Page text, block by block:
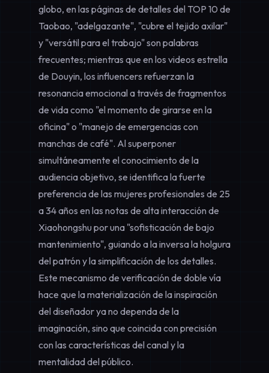
globo, en las páginas de detalles del TOP 10 de
Taobao, "adelgazante", "cubre el tejido axilar"
y "versátil para el trabajo" son palabras
frecuentes; mientras que en los videos estrella
de Douyin, los influencers refuerzan la
resonancia emocional a través de fragmentos
de vida como "el momento de girarse en la
oficina" o "manejo de emergencias con
manchas de café". Al superponer
simultáneamente elconocimiento de la
audiencia objetivo, se identifica la fuerte
preferencia de las mujeres profesionales de 25
a 34 años en las notas de alta interacción de
Xiaohongshu por una "sofisticación de bajo
mantenimiento", guiando a la inversa la holgura
del patrón y la simplificación de los detalles.
Este mecanismo de verificación de doble vía
hace que la materialización de la inspiración
del diseñador ya no dependa de la
imaginación, sino que coincida con precisión
con las características del canal y la
mentalidad del público.